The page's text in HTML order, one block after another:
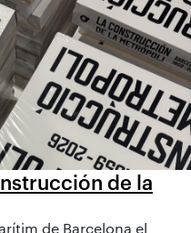
de la
de Barcelona el